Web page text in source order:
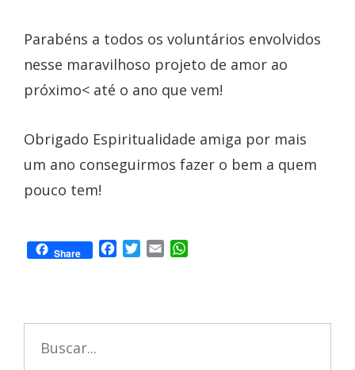
Parabéns a todos os voluntários envolvidos
nesse maravilhoso projeto de amor ao
próximo< até o ano que vem!
Obrigado Espiritualidade amiga por mais
um ano conseguirmos fazer o bem a quem
pouco tem!
Share Facebook
Twitter
Email
por: